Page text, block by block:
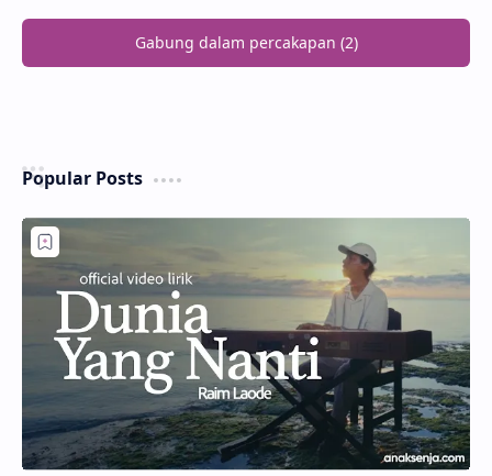
Gabung dalam percakapan (2)
Popular Posts